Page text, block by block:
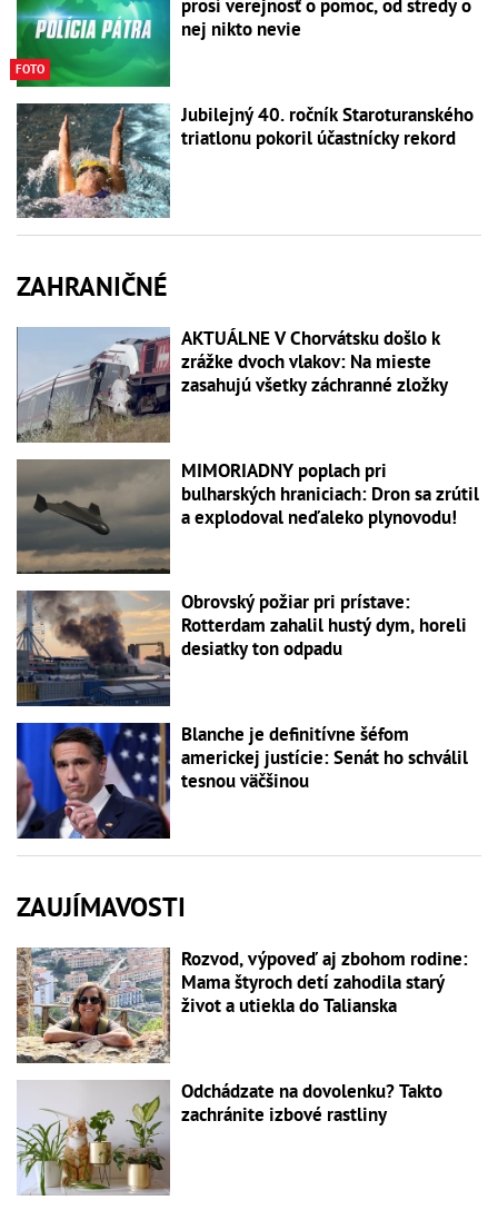
FOTO
prosí verejnosť o pomoc, od stredy o
nej nikto nevie
Jubilejný 40. ročník Staroturanského
triatlonu pokoril účastnícky rekord
ZAHRANIČNÉ
AKTUÁLNE V Chorvátsku došlo k
zrážke dvoch vlakov: Na mieste
zasahujú všetky záchranné zložky
MIMORIADNY poplach pri
bulharských hraniciach: Dron sa zrútil
a explodoval neďaleko plynovodu!
Obrovský požiar pri prístave:
Rotterdam zahalil hustý dym, horeli
desiatky ton odpadu
Blanche je definitívne šéfom
americkej justície: Senát ho schválil
tesnou väčšinou
ZAUJÍMAVOSTI
Rozvod, výpoveď aj zbohom rodine:
Mama štyroch detí zahodila starý
život a utiekla do Talianska
Odchádzate na dovolenku? Takto
zachránite izbové rastliny